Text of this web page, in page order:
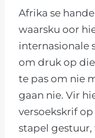
Afrika se
waarsku oor
internasionale
om druk op
te pas om nie
gaan nie. Vir
versoekskrif op
stapel